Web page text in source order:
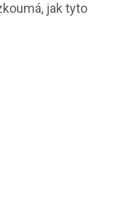
jak tyto